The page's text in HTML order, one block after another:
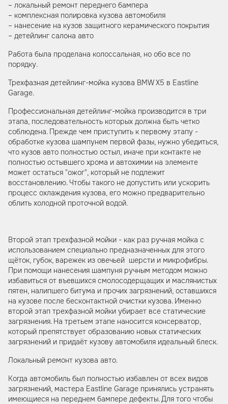
– локальный ремонт переднего бампера
– комплексная полировка кузова автомобиля
– нанесение на кузов защитного керамического покрытия
– детейлинг салона авто
Работа была проделана колоссальная, но обо все по
порядку.
Трехфазная детейлинг-мойка кузова BMW X5 в Eastline
Garage.
Профессиональная детейлинг-мойка производится в три
этапа, последовательность которых должна быть четко
соблюдена. Прежде чем приступить к первому этапу -
обработке кузова шампунем первой фазы, нужно убедиться,
что кузов авто полностью остыл, иначе при контакте не
полностью остывшего хрома и автохимии на элементе
может остаться "ожог", который не подлежит
восстановлению. Чтобы такого не допустить или ускорить
процесс охлаждения кузова, его можно предварительно
облить холодной проточной водой.
Второй этап трехфазной мойки - как раз ручная мойка с
использованием специально предназначенных для этого
щёток, губок, варежек из овечьей шерсти и микрофибры.
При помощи нанесения шампуня ручным методом можно
избавиться от въевшихся смолосодерщащих и маслянистых
пятен, налипшего битума и прочих загрязнений, оставшихся
на кузове после бесконтактной очистки кузова. Именно
второй этап трехфазной мойки убирает все статические
загрязнения. На третьем этапе наносится консерватор,
который препятствует образованию новых статических
загрязнений и придаёт кузову автомобиля идеальный блеск.
Локальный ремонт кузова авто.
Когда автомобиль был полностью избавлен от всех видов
загрязнений, мастера Eastline Garage принялись устранять
имеющиеся на переднем бампере дефекты. Для того чтобы